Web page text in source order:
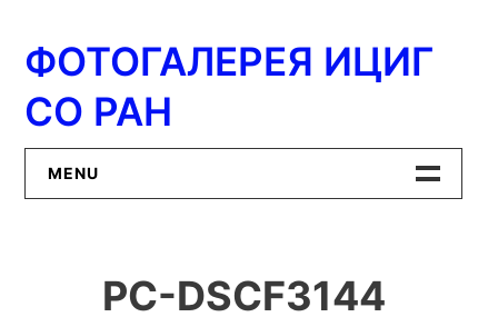
содержимому
ФОТОГАЛЕРЕЯ ИЦИГ
СО РАН
MENU
ИЦиГ СО РАН
PC-DSCF3144